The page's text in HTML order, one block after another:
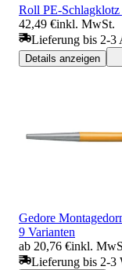
Roll PE-
42,49 €inkl. MwSt.
Lieferung bis 2-3
Details anzeigen
Gedore
9 Varianten
ab 20,76 €inkl.
Lieferung bis 2-3